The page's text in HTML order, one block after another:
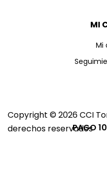
MI
Mi
Copyright © 2026 CCI
derechos reservados
PAGO